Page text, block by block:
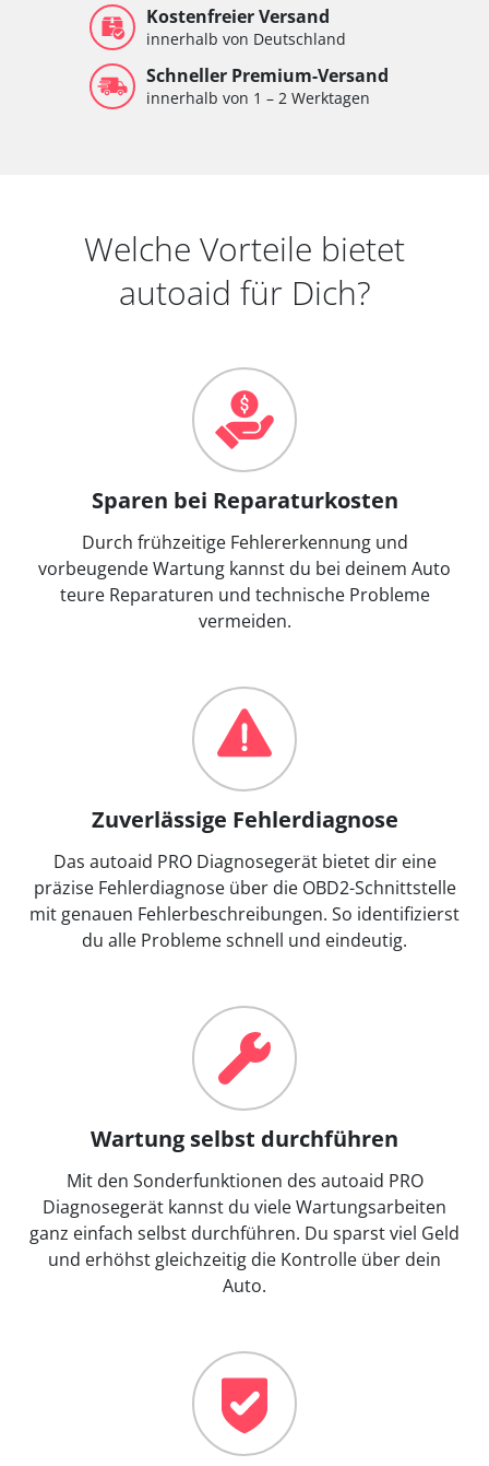
Kostenfreier Versand
innerhalb von Deutschland
Schneller Premium-Versand
innerhalb von 1 – 2 Werktagen
Welche Vorteile bietet
autoaid für Dich?
Sparen bei Reparaturkosten
Durch frühzeitige Fehlererkennung und
vorbeugende Wartung kannst du bei deinem Auto
teure Reparaturen und technische Probleme
vermeiden.
Zuverlässige Fehlerdiagnose
Das autoaid PRO Diagnosegerät bietet dir eine
präzise Fehlerdiagnose über die OBD2-Schnittstelle
mit genauen Fehlerbeschreibungen. So identifizierst
du alle Probleme schnell und eindeutig.
Wartung selbst durchführen
Mit den Sonderfunktionen des autoaid PRO
Diagnosegerät kannst du viele Wartungsarbeiten
ganz einfach selbst durchführen. Du sparst viel Geld
und erhöhst gleichzeitig die Kontrolle über dein
Auto.